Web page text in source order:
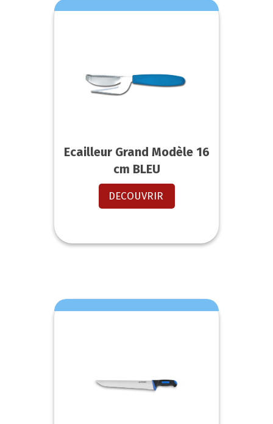
Ecailleur Grand Modèle 16
cm BLEU
DECOUVRIR